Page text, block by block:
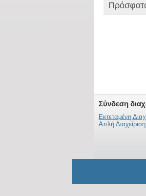
Σύνδεση
Εκτεταμένη
Απλή